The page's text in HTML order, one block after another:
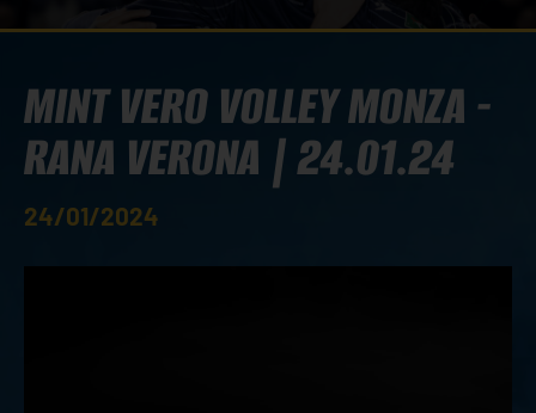
MINT VERO VOLLEY MONZA -
RANA VERONA | 24.01.24
24/01/2024